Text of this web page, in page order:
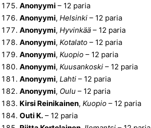
Anonyymi – 12 paria
Anonyymi, Helsinki – 12 paria
Anonyymi, Hyvinkää – 12 paria
Anonyymi, Kotalato – 12 paria
Anonyymi, Kuopio – 12 paria
Anonyymi, Kuusankoski – 12 paria
Anonyymi, Lahti – 12 paria
Anonyymi, Oulu – 12 paria
Kirsi Reinikainen, Kuopio – 12 paria
Outi K. – 12 paria